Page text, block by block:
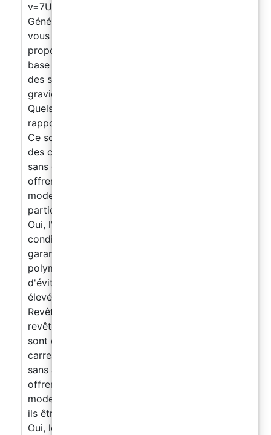
v=7UXAi2DIUCQ Nos Couleurs FAQ
Généralités Quel type de résines proposez-
vous pour les revêtements de sol ? Nous
proposons des résines pour sols industriels à
base de ciment, des sols autolissants colorés,
des sols pour garages, des sols drainants en
gravier et des revêtements pour carrelages.
Quels sont les avantages des résines par
rapport à d'autres matériaux pour les sols ?
Ce sont des couches de résine appliquées sur
des carrelages existants pour rénover l’aspect
sans devoir retirer l’ancien revêtement. Elles
offrent une surface lisse, résistante et
moderne. Faut-il des conditions climatiques
particulières pour l'application des résines ?
Oui, l'application des résines nécessite des
conditions climatiques spécifiques pour
garantir une bonne adhérence et une
polymérisation correcte. Il est préférable
d'éviter des températures trop basses ou trop
élevées ainsi qu'une humidité excessive.
Revêtements pour carrelage Qu’est-ce que les
revêtements en résine pour carrelage ? Ce
sont des couches de résine appliquées sur des
carreaux existants pour renouveler leur aspect
sans avoir à enlever les anciens carreaux. Ils
offrent une surface lisse, résistante et
moderne. Les revêtements en résine peuvent-
ils être appliqués sur tous types de carreaux ?
Oui, les revêtements en résine peuvent être